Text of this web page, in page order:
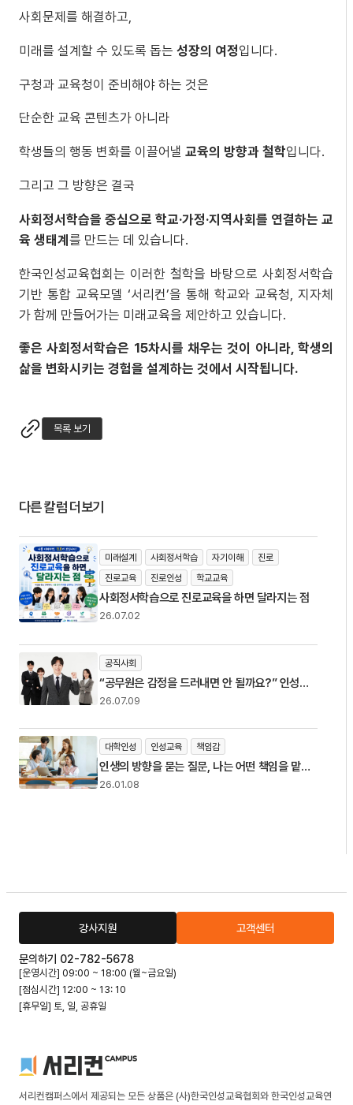
사회문제를 해결하고,
미래를 설계할 수 있도록 돕는 성장의 여정입니다.
구청과 교육청이 준비해야 하는 것은
단순한 교육 콘텐츠가 아니라
학생들의 행동 변화를 이끌어낼 교육의 방향과 철학입니다.
그리고 그 방향은 결국
사회정서학습을 중심으로 학교·가정·지역사회를 연결하는 교
육 생태계를 만드는 데 있습니다.
한국인성교육협회는 이러한 철학을 바탕으로 사회정서학습
기반 통합 교육모델 ‘서리컨’을 통해 학교와 교육청, 지자체
가 함께 만들어가는 미래교육을 제안하고 있습니다.
좋은 사회정서학습은 15차시를 채우는 것이 아니라, 학생의
삶을 변화시키는 경험을 설계하는 것에서 시작됩니다.
목록 보기
다른 칼럼 더보기
미래설계 사회정서학습 자기이해
진로
진로교육
진로인성 학교교육
사회정서학습으로 진로교육을 하면 달라지는 점
26.07.02
공직사회
“공무원은 감정을 드러내면 안 될까요?” 인성교
육에서 정서를 다뤄야 하는 이유
26.07.09
대학인성 인성교육 책임감
인생의 방향을 묻는 질문, 나는 어떤 책임을 맡고
살아가고 있을까
26.01.08
강사지원 고객센터
문의하기 02-782-5678
[운영시간] 09:00 ~ 18:00 (월~금요일)
[점심시간] 12:00 ~ 13: 10
[휴무일] 토, 일, 공휴일
서리컨캠퍼스에서 제공되는 모든 상품은 (사)한국인성교육협회와 한국인성교육연